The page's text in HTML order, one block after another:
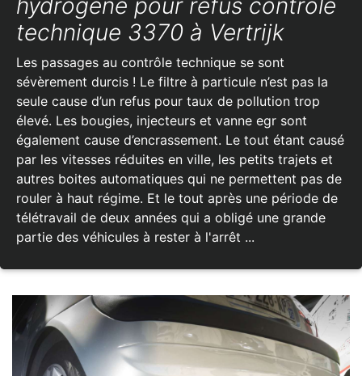
technique 3370 à Vertrijk
Les passages au contrôle technique se sont
sévèrement durcis ! Le filtre à particule n’est pas la
seule cause d’un refus pour taux de pollution trop
élevé. Les bougies, injecteurs et vanne egr sont
également cause d’encrassement. Le tout étant causé
par les vitesses réduites en ville, les petits trajets et
autres boites automatiques qui ne permettent pas de
rouler à haut régime. Et le tout après une période de
télétravail de deux années qui a obligé une grande
partie des véhicules à rester à l'arrêt ...